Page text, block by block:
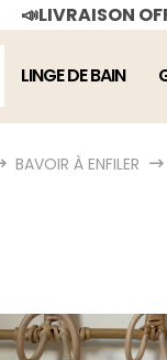
📣LIVRAISON
LINGE DE BAIN
BAVOIR À ENFILER